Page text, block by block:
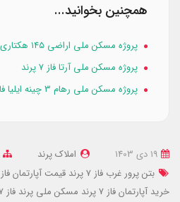
همچنین بخوانید...
پروژه مسکن ملی اراضی ۱۴۵ هکتاری فاز 0 پرند
پروژه مسکن ملی آرتا فاز 7 پرند
پروژه مسکن ملی رهام 3 چینه ایلیا فاز 7 پرند
املاک پرند
بتن پرور غرب فاز 7 پرند
قیمت آپارتمان فاز 7 پرند
خرید آپارتمان فاز 7 پرند
مسکن ملی پرند فاز 7 پروژه بتن پرور غرب